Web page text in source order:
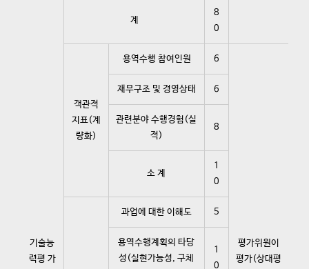
기술능
력평 가
계
8
0
객관적
지표(계
량화)
용역수행 참여인원 6
평가위원이
평가(상대평
재무구조 및 경영상태 6
관련분야 수행경험(실
적)
8
소 계
1
0
과업에 대한 이해도 5
용역수행계획의 타당
성(실현가능성, 구체
1
0